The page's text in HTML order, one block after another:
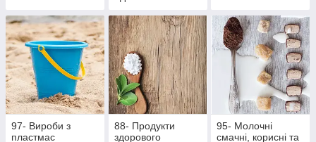
97- Вироби з
пластмас
88- Продукти
здорового
95- Молочні
смачні, корисні та